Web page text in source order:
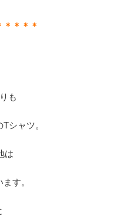
＊＊＊
も
シャツ。
は
す。